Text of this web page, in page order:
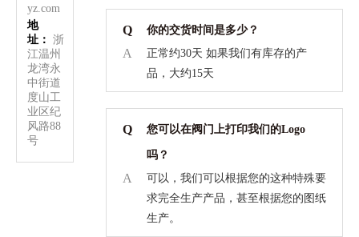
yz.com
地
址： 浙
江温州
龙湾永
中街道
度山工
业区纪
风路88
号
Q 你的交货时间是多少？
A
正常约30天 如果我们有库存的产
品，大约15天
Q 您可以在阀门上打印我们的Logo
吗？
A
可以，我们可以根据您的这种特殊要
求完全生产产品，甚至根据您的图纸
生产。